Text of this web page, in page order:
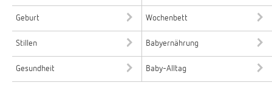
Geburt Wochenbett
Stillen Babyernährung
Gesundheit Baby-Alltag